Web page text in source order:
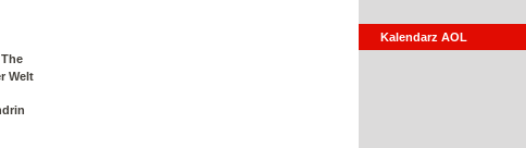
Welt
Kalendarz AOL